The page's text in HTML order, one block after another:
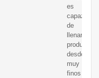
es
capaz
de
llenar
productos
desde
muy
finos